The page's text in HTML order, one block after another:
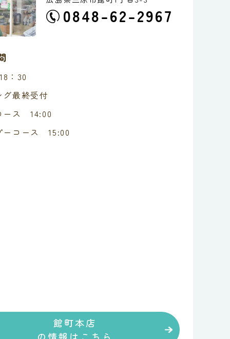
0848-62-2967
：30
グ最終受付
ース 14:00
ーコース 15:00
館町本店
の情報はこちら